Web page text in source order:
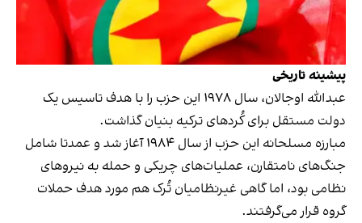
پیشینه تاریخی
عبدالله اوجالان، سال ۱۹۷۸ این حزب را با هدف تاسیس یک
دولت مستقل برای کُردهای ترکیه بنیان گذاشت.
مبارزه مسلحانه این حزب از سال ۱۹۸۴ آغاز شد و عمدتا شامل
جنگ‌های نامتقارن، عملیات‌های چریکی و حمله به نیروهای
نظامی بود، اما گاهی غیرنظامیان تُرک هم مورد هدف حملات
گروه قرار می‌گرفتند.